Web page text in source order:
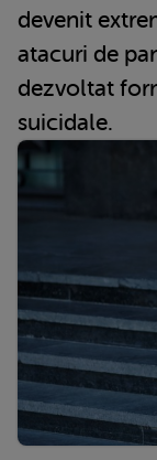
devenit
atacuri de
dezvoltat
suicidale.